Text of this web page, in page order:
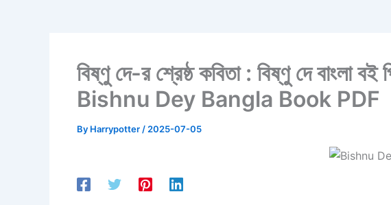
বিষ্ণু দে-র শ্রেষ্ঠ কবিতা : বিষ্ণু দে
Bishnu Dey Bangla Book PDF
By Harrypotter / 2025-07-05